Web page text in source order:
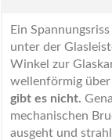
Ein
unter der
Winkel zur
wellenförmig
gibt es nicht.
mechanischen
ausgeht und